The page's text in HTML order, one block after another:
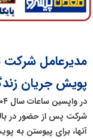
مدیرعامل شرکت
پویش جریان
آنها، برای پیوستن به